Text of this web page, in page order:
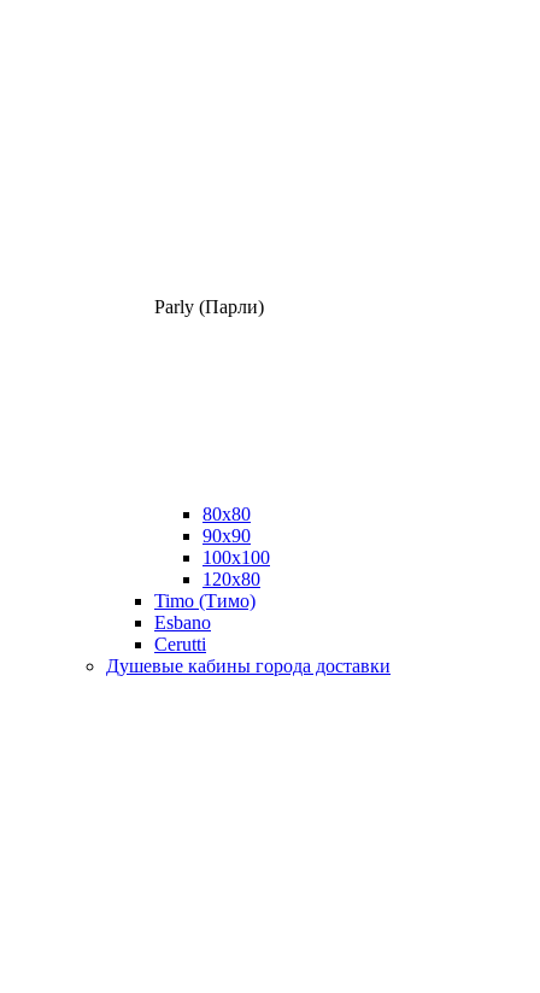
Parly (Парли)
80x80
90x90
100x100
120x80
Timo (Тимо)
Esbano
Сerutti
Душевые кабины города доставки